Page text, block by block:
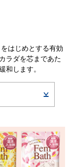
はじめとする有効
ラダを芯まであた
和します。